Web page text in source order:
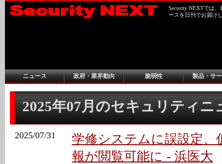
Security NEXTでは
ースを日刊でお届け
ニュース 政府・業界動向 脆弱性 製品・サ
2025年07月のセキュリティニ
2025/07/31
学修システムに誤設定、
報が閲覧可能に - 浜医大